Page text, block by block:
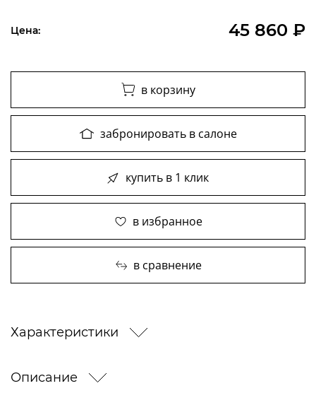
Цена: 45 860 ₽
в корзину
забронировать в салоне
купить в 1 клик
в избранное
в сравнение
Характеристики
Описание